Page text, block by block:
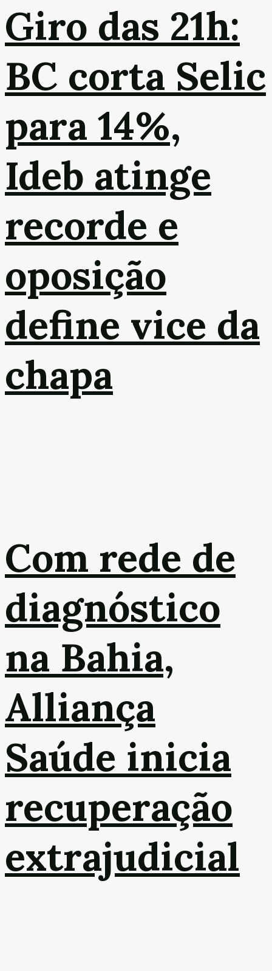
Giro das 21h:
BC corta Selic
para 14%,
Ideb atinge
recorde e
oposição
define vice da
chapa
Com rede de
diagnóstico
na Bahia,
Alliança
Saúde inicia
recuperação
extrajudicial